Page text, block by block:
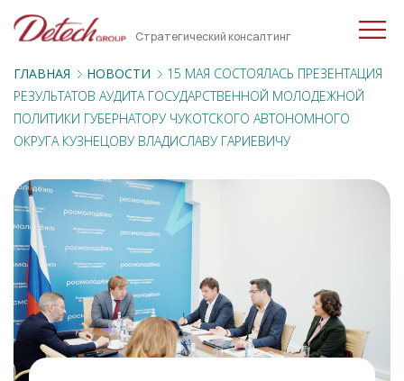
Стратегический консалтинг
ГЛАВНАЯ НОВОСТИ
15 МАЯ СОСТОЯЛАСЬ ПРЕЗЕНТАЦИЯ
РЕЗУЛЬТАТОВ АУДИТА ГОСУДАРСТВЕННОЙ МОЛОДЕЖНОЙ
ПОЛИТИКИ ГУБЕРНАТОРУ ЧУКОТСКОГО АВТОНОМНОГО
ОКРУГА КУЗНЕЦОВУ ВЛАДИСЛАВУ ГАРИЕВИЧУ